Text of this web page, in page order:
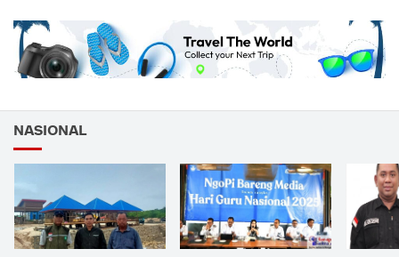
NASIONAL